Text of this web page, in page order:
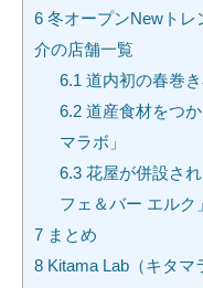
6 冬オープンNewトレ
介の店舗一覧
6.1 道内初の春巻
6.2道産食材をつ
マラボ」
6.3花屋が併設さ
フェ＆バー エルク」
7 まとめ
8 Kitama Lab（キタマ